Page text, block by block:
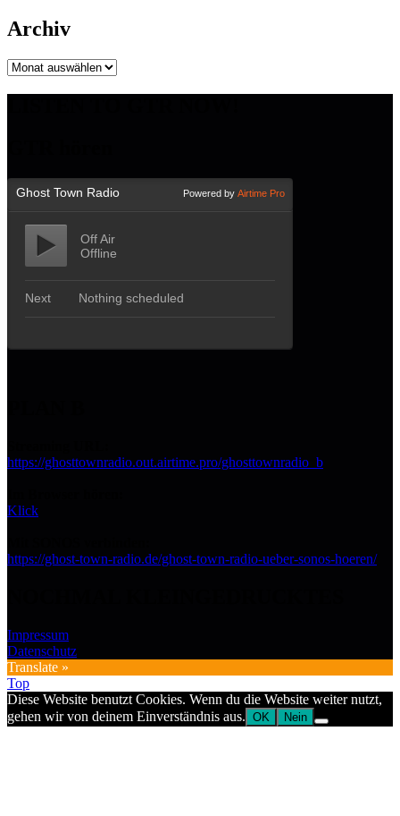
Archiv
Archiv
https://ghosttownradio.out.airtime.pro/ghosttownradio_b
Klick
https://ghost-town-radio.de/ghost-town-radio-ueber-sonos-hoeren/
Impressum
Datenschutz
Translate »
Top
Diese Website benutzt Cookies. Wenn du die Website weiter nutzt,
gehen wir von deinem Einverständnis aus. OK Nein